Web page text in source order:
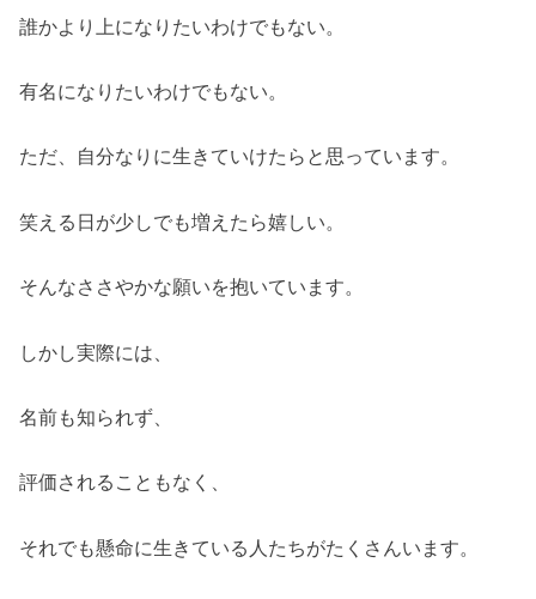
誰かより上になりたいわけでもない。
有名になりたいわけでもない。
ただ、自分なりに生きていけたらと思っています。
笑える日が少しでも増えたら嬉しい。
そんなささやかな願いを抱いています。
しかし実際には、
名前も知られず、
評価されることもなく、
それでも懸命に生きている人たちがたくさんいます。